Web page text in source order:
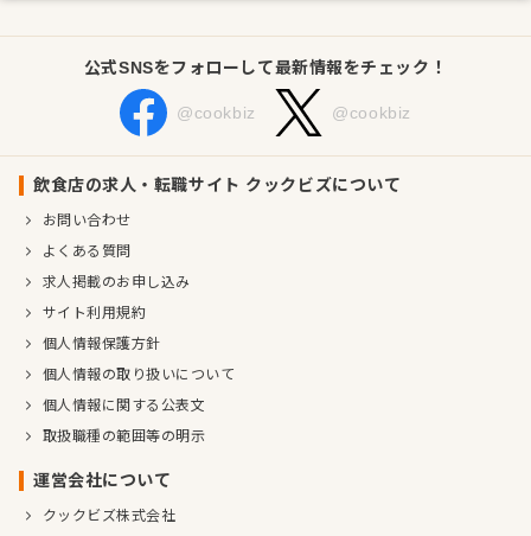
公式SNSをフォローして最新情報をチェック！
@cookbiz @cookbiz
飲食店の求人・転職サイト クックビズについて
お問い合わせ
よくある質問
求人掲載のお申し込み
サイト利用規約
個人情報保護方針
個人情報の取り扱いについて
個人情報に関する公表文
取扱職種の範囲等の明示
運営会社について
クックビズ株式会社